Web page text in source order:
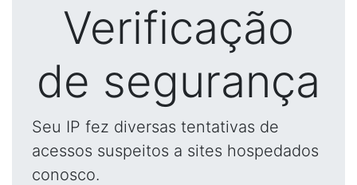
Verificação
de segurança
Seu IP fez diversas tentativas de
acessos suspeitos a sites hospedados
conosco.